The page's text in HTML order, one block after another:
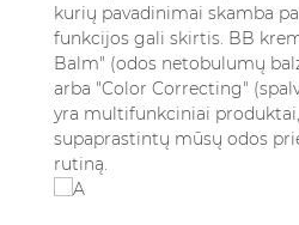
naudojimui: BB ar CC
5.3. Ar galima naudoti
5.4. Ar BB ir CC kremai
5.5. Ar man vis dar
pagrindas, jei naudoju
kurių pavadinimai skamba
funkcijos gali skirtis. BB
Balm" (odos netobulumų
arba "Color Correcting"
yra multifunkciniai
supaprastintų mūsų odos
rutiną.